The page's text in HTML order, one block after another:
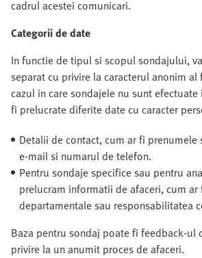
cadrul acestei comunicari.
Categorii de date
In functie de tipul si scopul sondajului,
separat cu privire la caracterul anonim
cazul in care sondajele nu sunt
fi prelucrate diferite date cu caracter
Detalii de contact, cum ar fi prenumele
e-mail si numarul de telefon.
Pentru sondaje specifice sau pentru
prelucram informatii de afaceri, cum
departamentale sau responsabilitatea
Baza pentru sondaj poate fi feedback-ul
privire la un anumit proces de afaceri.